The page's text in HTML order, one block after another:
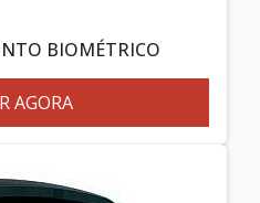
BIOMÉTRICO
AGORA